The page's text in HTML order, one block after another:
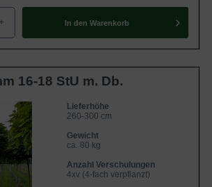
+ In den Warenkorb
16-18 StU m. Db.
Lieferhöhe
260-300 cm
Gewicht
ca. 80 kg
Anzahl Verschulungen
4xv (4-fach verpflanzt)